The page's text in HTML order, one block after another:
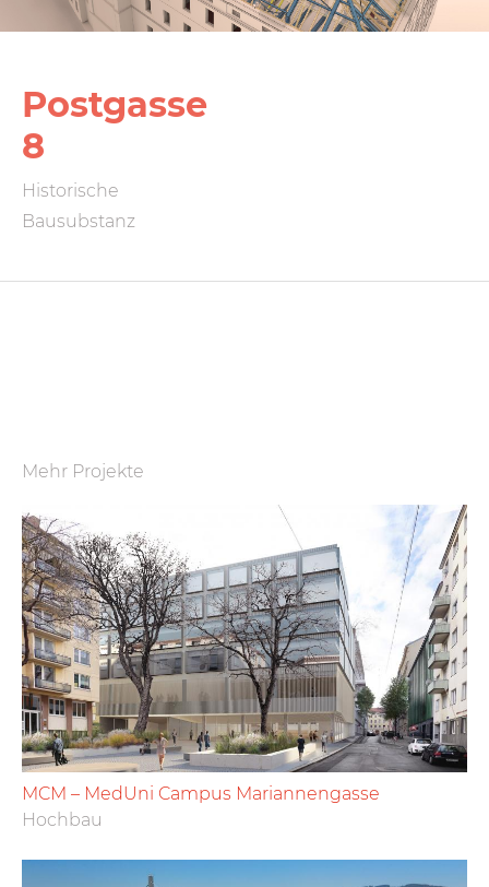
Postgasse
8
Historische
Bausubstanz
Mehr Projekte
MCM – MedUni Campus Mariannengasse
Hochbau